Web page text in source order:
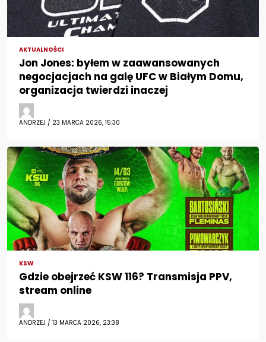
AKTUALNOŚCI
Jon Jones: byłem w zaawansowanych
negocjacjach na galę UFC w Białym Domu,
organizacja twierdzi inaczej
ANDRZEJ / 23 MARCA 2026, 15:30
KSW
Gdzie obejrzeć KSW 116? Transmisja PPV,
stream online
ANDRZEJ / 13 MARCA 2026, 23:38